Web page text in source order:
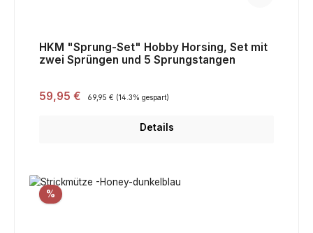
HKM "Sprung-Set" Hobby Horsing, Set mit
zwei Sprüngen und 5 Sprungstangen
Verkaufspreis:
59,95 € Regulärer Preis:
69,95 € (14.3% gespart)
Details
%Rabatt